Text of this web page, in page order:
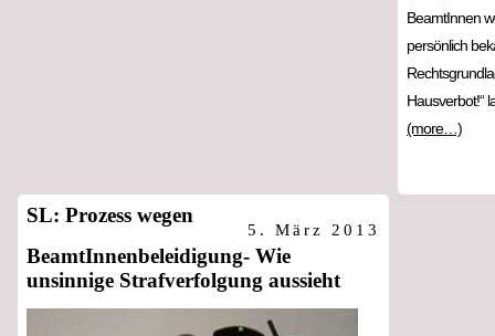
BeamtInnen
persönlich
Hausverbot!“
(more…)
5. März 2013
SL: Prozess wegen
BeamtInnenbeleidigung- Wie
unsinnige Strafverfolgung aussieht